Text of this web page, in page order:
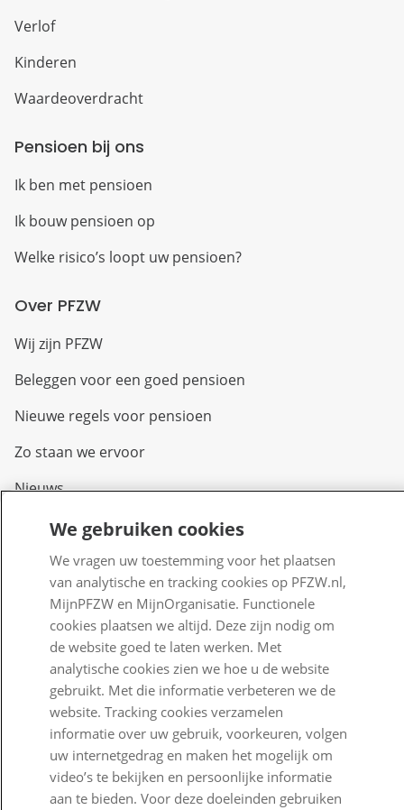
Verlof
Kinderen
Waardeoverdracht
Pensioen bij ons
Ik ben met pensioen
Ik bouw pensioen op
Welke risico’s loopt uw pensioen?
Over PFZW
Wij zijn PFZW
Beleggen voor een goed pensioen
Nieuwe regels voor pensioen
Zo staan we ervoor
Nieuws
Voor de pers
PFZW Dichtbij
Werken bij PFZW
Responsible disclosure
Digitale toegankelijkheid
Goed Bezig
Klantenservice
We gebruiken cookies
We vragen uw toestemming voor het plaatsen
van analytische en tracking cookies op PFZW.nl,
MijnPFZW en MijnOrganisatie. Functionele
cookies plaatsen we altijd. Deze zijn nodig om
de website goed te laten werken. Met
analytische cookies zien we hoe u de website
gebruikt. Met die informatie verbeteren we de
website. Tracking cookies verzamelen
informatie over uw gebruik, voorkeuren, volgen
uw internetgedrag en maken het mogelijk om
video’s te bekijken en persoonlijke informatie
aan te bieden. Voor deze doeleinden gebruiken